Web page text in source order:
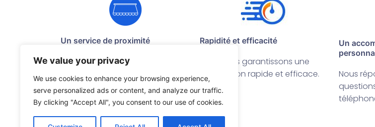
We value your privacy
We use cookies to enhance your browsing experience,
serve personalized ads or content, and analyze our traffic.
By clicking "Accept All", you consent to our use of cookies.
Un service de proximité
Nos techniciens sont disponibles
sur toute les alpes maritimes et le
var pour vous assurer un service
de proximité.
Rapidité et efficacité
Nous vous garantissons une
intervention rapide et efficace.
Un
Nous